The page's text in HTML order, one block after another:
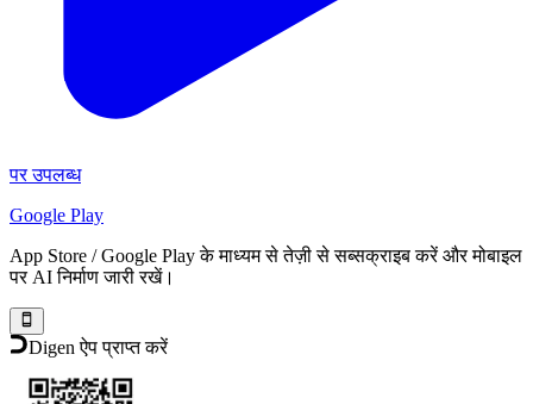
पर उपलब्ध
Google Play
App Store / Google Play के माध्यम से तेज़ी से सब्सक्राइब करें और मोबाइल
पर AI निर्माण जारी रखें।
Digen ऐप प्राप्त करें